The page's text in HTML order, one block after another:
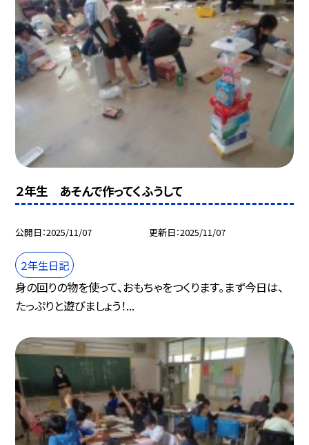
２年生 あそんで作ってくふうして
公開日 2025/11/07 更新日 2025/11/07
２年生日記
身の回りの物を使って、おもちゃをつくります。まず今日は、
たっぷりと遊びましょう！...